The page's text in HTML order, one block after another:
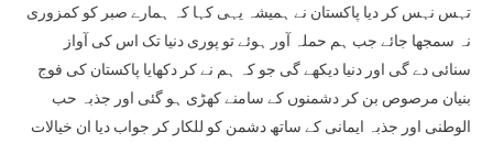
تہس نہس کر دیا پاکستان نے ہمیشہ یہی کہا کہ ہمارے صبر کو کمزوری
نہ سمجھا جائے جب ہم حملہ آور ہوئے تو پوری دنیا تک اس کی آواز
سنائی دے گی اور دنیا دیکھے گی جو کہ ہم نے کر دکھایا پاکستان کی فوج
بنیان مرصوص بن کر دشمنوں کے سامنے کھڑی ہو گئی اور جذبہ حب
الوطنی اور جذبہ ایمانی کے ساتھ دشمن کو للکار کر جواب دیا ان خیالات